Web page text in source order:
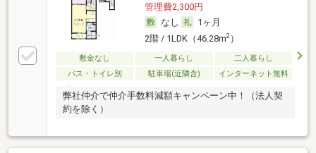
管理費2,300円
なし
1ヶ月
2階 / 1LDK（46.28m2）
敷金なし 一人暮らし
二人暮らし
バス・トイレ別
駐車場(近隣含) インターネット無料
弊社仲介で仲介手数料減額キャンペーン中！（法人契
約を除く）